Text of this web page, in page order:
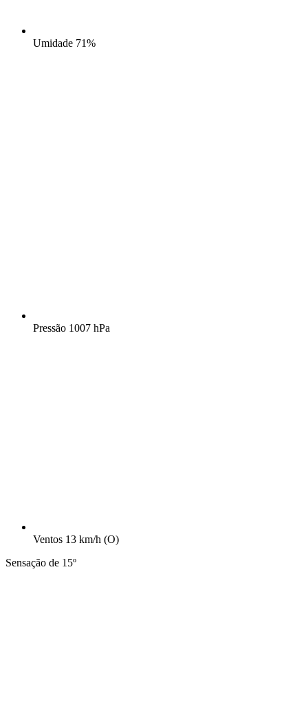
Umidade 71%
Pressão 1007 hPa
Ventos 13 km/h (O)
Sensação de 15º